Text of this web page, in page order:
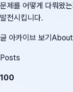
문제를 어떻게 다뤄왔
발전시킵니다.
글 아카이브 보기
Posts
100